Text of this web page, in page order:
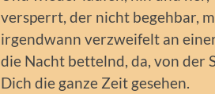
versperrt, der nicht begehbar,
irgendwann verzweifelt an
die Nacht bettelnd, da, von der
Dich die ganze Zeit gesehen.